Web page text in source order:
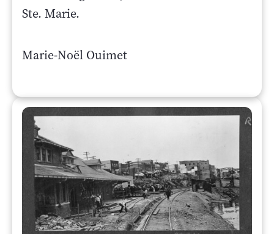
Ste. Marie.
Marie-Noël Ouimet